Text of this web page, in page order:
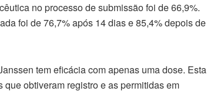
no processo de submissão foi de 66,9%.
foi de 76,7% após 14 dias e 85,4% depois de
tem eficácia com apenas uma dose. Esta
obtiveram registro e as permitidas em